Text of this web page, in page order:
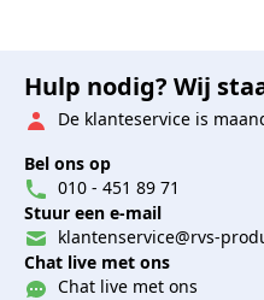
Hulp nodig? Wij
De klanteservice is
Bel ons op
010 - 451 89 71
Stuur een e-mail
klantenservice@rvs-
Chat live met ons
Chat live met ons